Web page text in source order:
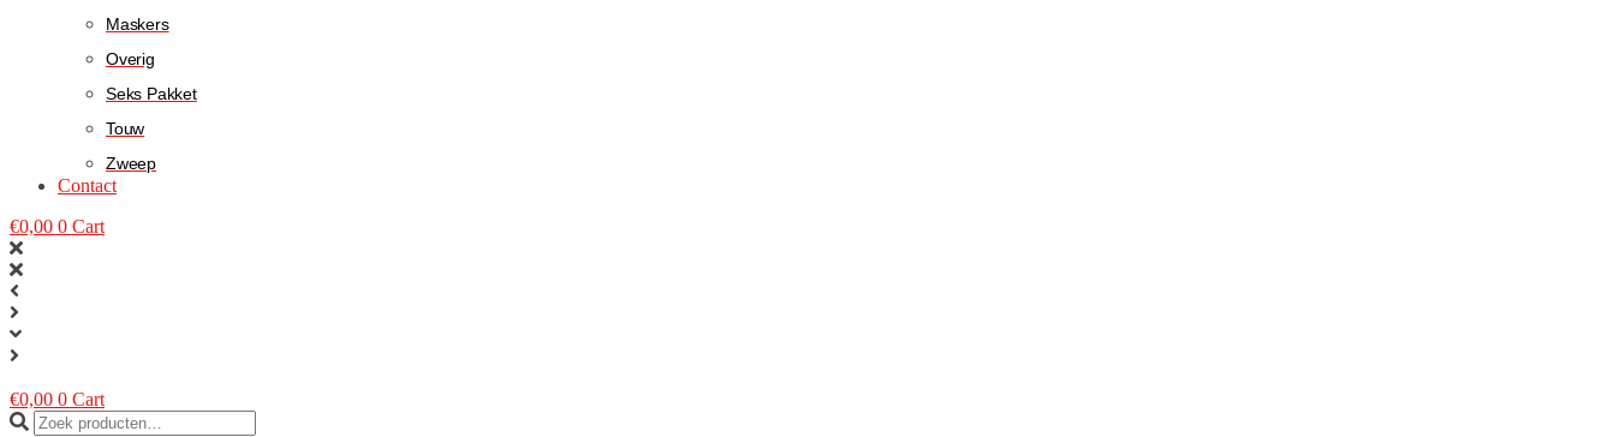
Maskers
Overig
Seks Pakket
Touw
Zweep
Contact
€0,00 0 Cart
€0,00 0 Cart